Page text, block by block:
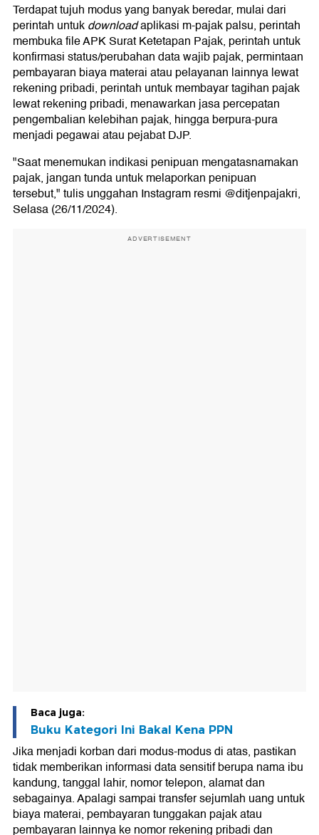
Terdapat tujuh modus yang banyak beredar, mulai dari
perintah untukdownloadaplikasi m-pajak palsu, perintah
membuka file APK Surat Ketetapan Pajak, perintah untuk
konfirmasi status/perubahan data wajib pajak, permintaan
pembayaran biaya materai atau pelayanan lainnya lewat
rekening pribadi, perintah untuk membayar tagihan pajak
lewat rekening pribadi, menawarkan jasa percepatan
pengembalian kelebihan pajak, hingga berpura-pura
menjadi pegawai atau pejabat DJP.
"Saat menemukan indikasi penipuan mengatasnamakan
pajak, jangan tunda untuk melaporkan penipuan
tersebut," tulis unggahan Instagram resmi @ditjenpajakri,
Selasa (26/11/2024).
ADVERTISEMENT
Baca juga:
Buku Kategori Ini Bakal Kena PPN
Jika menjadi korban dari modus-modus di atas, pastikan
tidak memberikan informasi data sensitif berupa nama ibu
kandung, tanggal lahir, nomor telepon, alamat dan
sebagainya. Apalagi sampai transfer sejumlah uang untuk
biaya materai, pembayaran tunggakan pajak atau
pembayaran lainnya ke nomor rekening pribadi dan